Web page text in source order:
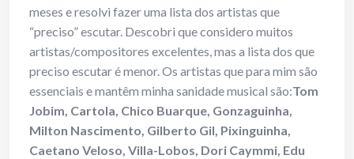
meses e resolvi fazer uma lista dos artistas que
“preciso” escutar. Descobri que considero muitos
artistas/compositores excelentes, mas a lista dos que
preciso escutar é menor. Os artistas que para mim são
essenciais e mantêm minha sanidade musical são:Tom
Jobim, Cartola, Chico Buarque, Gonzaguinha,
Milton Nascimento, Gilberto Gil, Pixinguinha,
Caetano Veloso, Villa-Lobos, Dori Caymmi, Edu